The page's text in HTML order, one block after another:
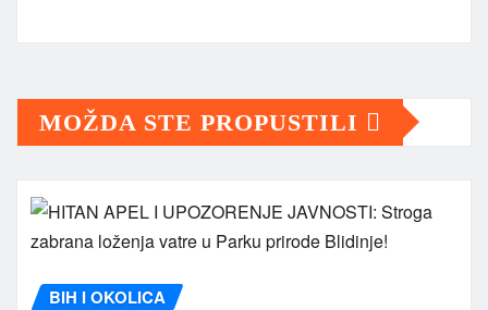
MOŽDA STE PROPUSTILI
BIH I OKOLICA